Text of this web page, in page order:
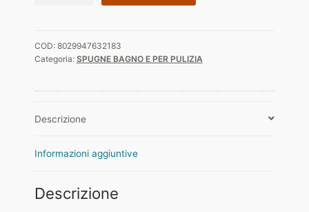
COD: 8029947632183
Categoria: SPUGNE BAGNO E PER PULIZIA
Descrizione
Informazioni aggiuntive
Descrizione